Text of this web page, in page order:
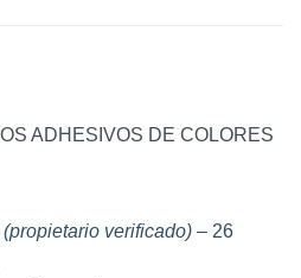
ADHESIVOS DE COLORES
(propietario verificado) – 26